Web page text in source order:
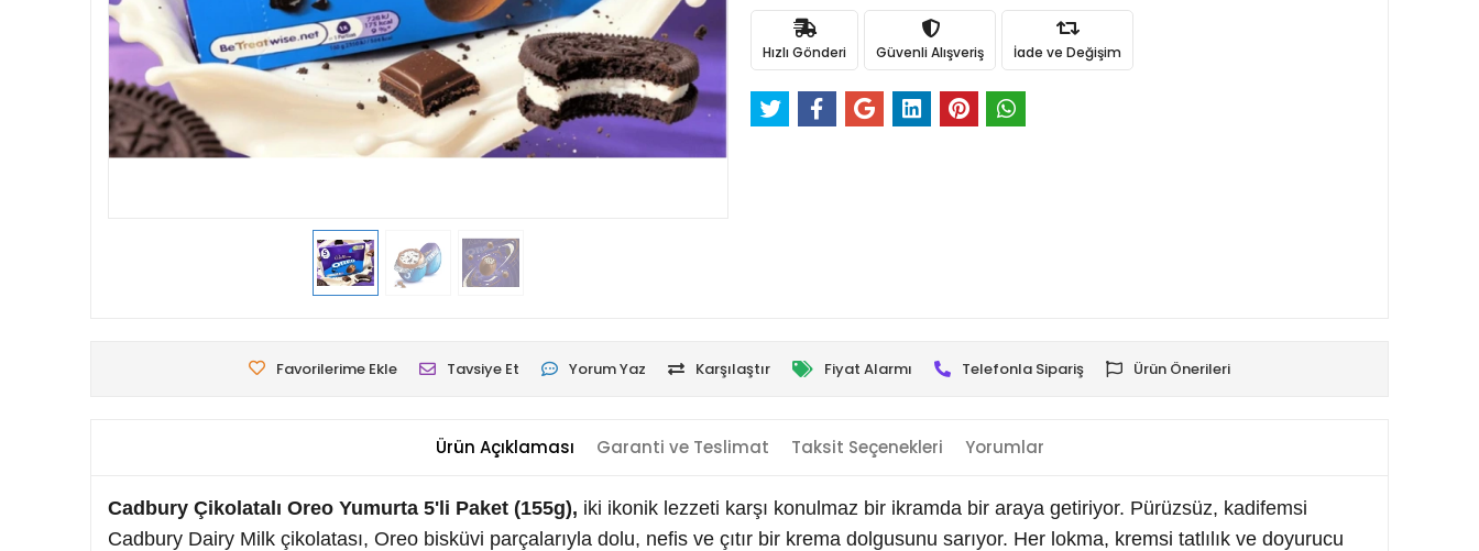
Hızlı Gönderi Güvenli Alışveriş İade ve Değişim
Favorilerime Ekle Tavsiye Et Yorum Yaz Karşılaştır Fiyat Alarmı Telefonla Sipariş Ürün Önerileri
Ürün Açıklaması Garanti ve Teslimat Taksit Seçenekleri Yorumlar
Cadbury Çikolatalı Oreo Yumurta 5'li Paket (155g), iki ikonik lezzeti karşı konulmaz bir ikramda bir araya getiriyor. Pürüzsüz, kadifemsi
Cadbury Dairy Milk çikolatası, Oreo bisküvi parçalarıyla dolu, nefis ve çıtır bir krema dolgusunu sarıyor. Her lokma, kremsi tatlılık ve doyurucu